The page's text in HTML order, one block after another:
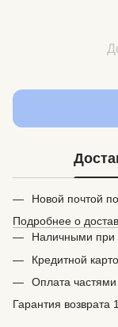
Новой почтой
Подробнее о
Наличными при
Кредитной
Оплата
Гарантия возврата